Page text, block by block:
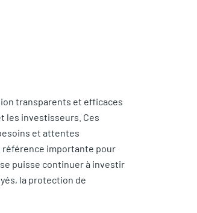
transparents et efficaces
les investisseurs. Ces
et attentes
référence importante pour
puisse continuer à investir
la protection de